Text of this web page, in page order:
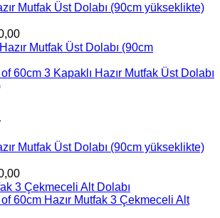
Mutfak Üst Dolabı (90cm yükseklikte)
Fiyat
aralığı:
-
Mutfak Üst Dolabı (90cm yükseklikte)
Fiyat
aralığı:
₺4.850,00